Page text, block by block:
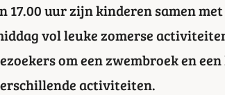
17.00 uur zijn kinderen samen
vol leuke zomerse
om een zwembroek en
activiteiten.